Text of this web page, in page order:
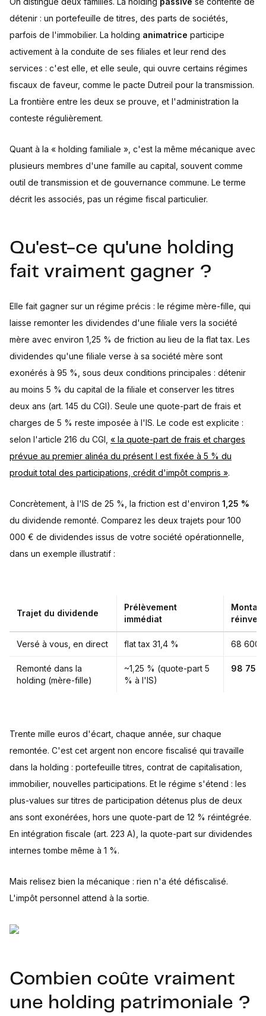
détenir : un portefeuille de titres, des parts de sociétés,
parfois de l'immobilier. La holding animatrice participe
activement à la conduite de ses filiales et leur rend des
services : c'est elle, et elle seule, qui ouvre certains régimes
fiscaux de faveur, comme le pacte Dutreil pour la transmission.
La frontière entre les deux se prouve, et l'administration la
conteste régulièrement.
Quant à la « holding familiale », c'est la même mécanique avec
plusieurs membres d'une famille au capital, souvent comme
outil de transmission et de gouvernance commune. Le terme
décrit les associés, pas un régime fiscal particulier.
Qu'est-ce qu'une holding
fait vraiment gagner ?
Elle fait gagner sur un régime précis : le régime mère-fille, qui
laisse remonter les dividendes d'une filiale vers la société
mère avec environ 1,25 % de friction au lieu de la flat tax. Les
dividendes qu'une filiale verse à sa société mère sont
exonérés à 95 %, sous deux conditions principales : détenir
au moins 5 % du capital de la filiale et conserver les titres
deux ans (art. 145 du CGI). Seule une quote-part de frais et
charges de 5 % reste imposée à l'IS. Le code est explicite :
selon l'article 216 du CGI, « la quote-part de frais et charges
prévue au premier alinéa du présent I est fixée à 5 % du
produit total des participations, crédit d'impôt compris ».
Concrètement, à l'IS de 25 %, la friction est d'environ 1,25 %
du dividende remonté. Comparez les deux trajets pour 100
000 € de dividendes issus de votre société opérationnelle,
dans un exemple illustratif :
Trajet du dividende
Prélèvement
immédiat
Montant
Versé à vous, en direct flat tax 31,4 % 68 600
Remonté dans la
holding (mère-fille)
~1,25 % (quote-part 5
% à l'IS)
98 750
Trente mille euros d'écart, chaque année, sur chaque
remontée. C'est cet argent non encore fiscalisé qui travaille
dans la holding : portefeuille titres, contrat de capitalisation,
immobilier, nouvelles participations. Et le régime s'étend : les
plus-values sur titres de participation détenus plus de deux
ans sont exonérées, hors une quote-part de 12 % réintégrée.
En intégration fiscale (art. 223 A), la quote-part sur dividendes
internes tombe même à 1 %.
Mais relisez bien la mécanique : rien n'a été défiscalisé.
L'impôt personnel attend à la sortie.
Combien coûte vraiment
une holding patrimoniale ?